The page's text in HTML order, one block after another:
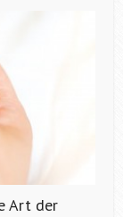
Art der